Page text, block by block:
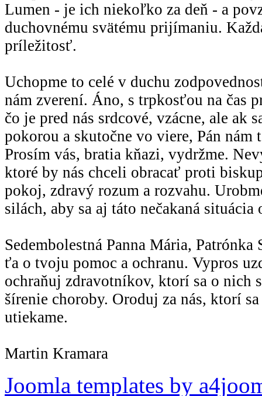
Lumen - je ich niekoľko za deň - a
duchovnému svätému prijímaniu.
príležitosť.
Uchopme to celé v duchu
nám zverení. Áno, s trpkosťou na čas
čo je pred nás srdcové, vzácne, ale ak
pokorou a skutočne vo viere, Pán nám
Prosím vás, bratia kňazi, vydržme.
ktoré by nás chceli obracať proti
pokoj, zdravý rozum a rozvahu.
silách, aby sa aj táto nečakaná
Sedembolestná Panna Mária, Patrónka
ťa o tvoju pomoc a ochranu. Vypros
ochraňuj zdravotníkov, ktorí sa o nich
šírenie choroby. Oroduj za nás, ktorí
utiekame.
Martin Kramara
Joomla templates by